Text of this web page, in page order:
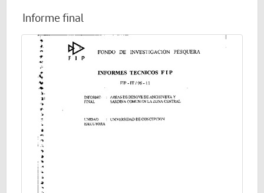
Informe final